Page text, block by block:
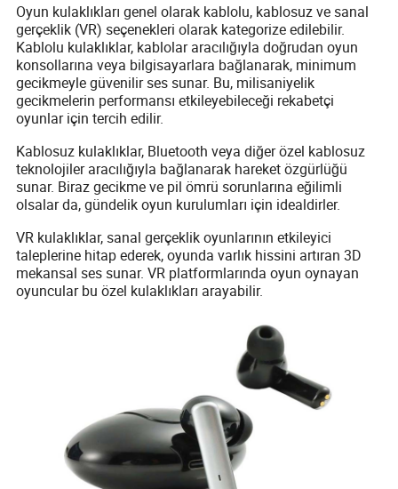
Oyun kulaklıkları genel olarak kablolu, kablosuz ve sanal
gerçeklik (VR) seçenekleri olarak kategorize edilebilir.
Kablolu kulaklıklar, kablolar aracılığıyla doğrudan oyun
konsollarına veya bilgisayarlara bağlanarak, minimum
gecikmeyle güvenilir ses sunar. Bu, milisaniyelik
gecikmelerin performansı etkileyebileceği rekabetçi
oyunlar için tercih edilir.
Kablosuz kulaklıklar, Bluetooth veya diğer özel kablosuz
teknolojiler aracılığıyla bağlanarak hareket özgürlüğü
sunar. Biraz gecikme ve pil ömrü sorunlarına eğilimli
olsalar da, gündelik oyun kurulumları için idealdirler.
VR kulaklıklar, sanal gerçeklik oyunlarının etkileyici
taleplerine hitap ederek, oyunda varlık hissini artıran 3D
mekansal ses sunar. VR platformlarında oyun oynayan
oyuncular bu özel kulaklıkları arayabilir.